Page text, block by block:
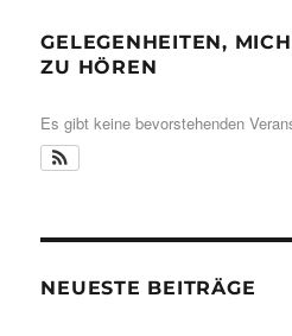
GELEGENHEITEN,
ZU HÖREN
Es gibt keine bevorstehenden
NEUESTE BEITRÄGE